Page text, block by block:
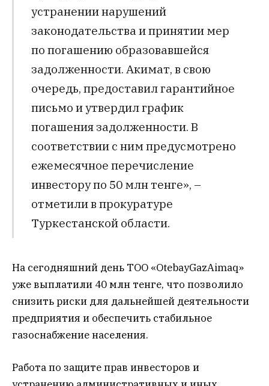
устранении нарушений
законодательства и принятии мер
по погашению образовавшейся
задолженности. Акимат, в свою
очередь, предоставил гарантийное
письмо и утвердил график
погашения задолженности. В
соответствии с ним предусмотрено
ежемесячное перечисление
инвестору по 50 млн тенге», –
отметили в прокуратуре
Туркестанской области.
На сегодняшний день ТОО «OtebayGazAimaq»
уже выплатили 40 млн тенге, что позволило
снизить риски для дальнейшей деятельности
предприятия и обеспечить стабильное
газоснабжение населения.
Работа по защите прав инвесторов и